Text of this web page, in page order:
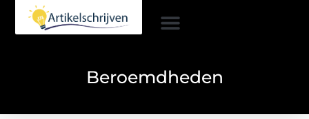
Beroemdheden